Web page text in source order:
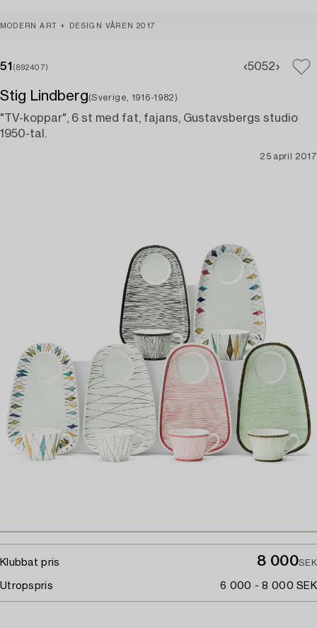
MODERN ART + DESIGN VÅREN 2017
51 (892407) 5052
Stig Lindberg(Sverige, 1916-1982)
"TV-koppar", 6 st med fat, fajans, Gustavsbergs studio
1950-tal.
25 april 2017
Klubbat pris 8 000SEK
Utropspris 6 000 - 8 000 SEK